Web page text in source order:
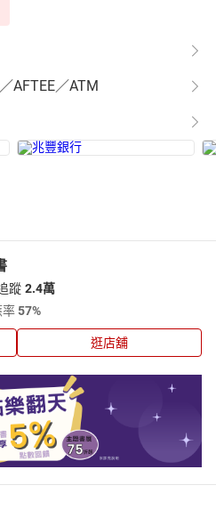
AFTEE／ATM
蹤 2.4萬
率57%
逛店舖